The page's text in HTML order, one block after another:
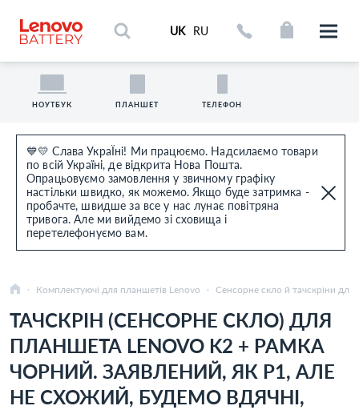
💙💛 Слава УкраЇні! Ми працюємо. Надсилаємо товари
по всій Україні, де відкрита Нова Пошта.
Опрацьовуємо замовлення у звичному графіку
настільки швидко, як можемо. Якщо буде затримка -
пробачте, швидше за все у нас лунає повітряна
тривога. Але ми вийдемо зі сховища і
перетелефонуємо вам.
UK RU
НОУТБУК ПЛАНШЕТ ТЕЛЕФОН
Комплектуючі для планшетів Lenovo Сенсорне скло й тачскріни для
ТАЧСКРІН (СЕНСОРНЕ СКЛО) ДЛЯ
ПЛАНШЕТА LENOVO K2 + РАМКА
ЧОРНИЙ. ЗАЯВЛЕНИЙ, ЯК P1, АЛЕ
НЕ СХОЖИЙ, БУДЕМО ВДЯЧНІ,